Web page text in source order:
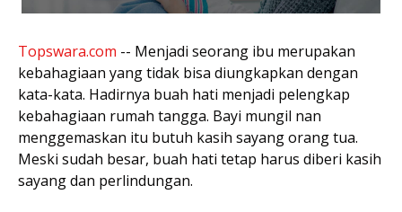
Topswara.com -- Menjadi seorang ibu merupakan
kebahagiaan yang tidak bisa diungkapkan dengan
kata-kata. Hadirnya buah hati menjadi pelengkap
kebahagiaan rumah tangga. Bayi mungil nan
menggemaskan itu butuh kasih sayang orang tua.
Meski sudah besar, buah hati tetap harus diberi kasih
sayang dan perlindungan.